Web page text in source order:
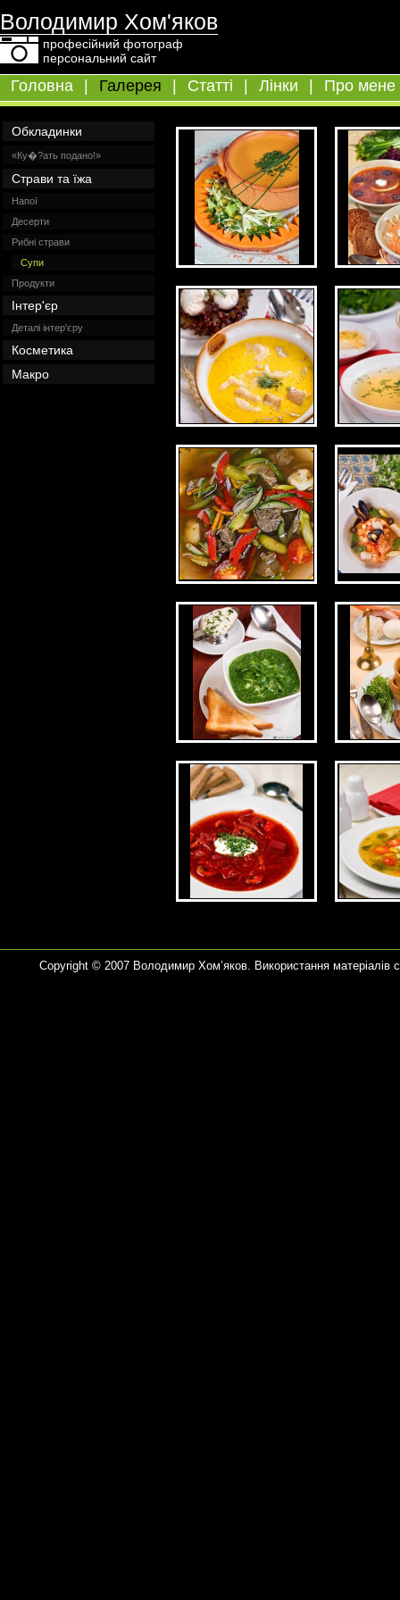
Володимир Хом'яков
професійний фотограф
персональний сайт
Головна Галерея Статті Лінки Про мене
Обкладинки
«Ку�?ать подано!»
Страви та їжа
Напої
Десерти
Рибні страви
Супи
Продукти
Інтер'єр
Деталі інтер'єру
Косметика
Макро
Copyright © 2007 Володимир Хом’яков. Використання